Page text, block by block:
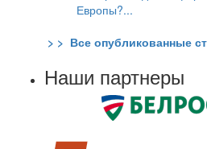
Европы?...
> > Все опубликованные
Наши партнеры